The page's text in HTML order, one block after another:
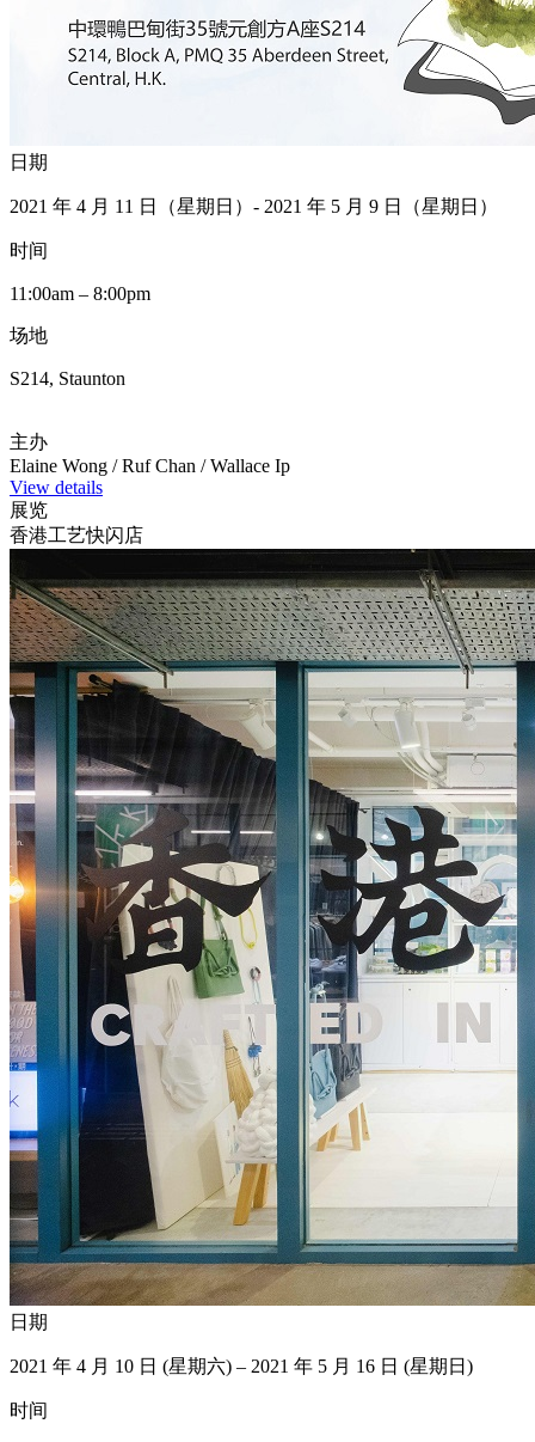
日期
2021 年 4 月 11 日（星期日）- 2021 年 5 月 9 日（星期日）
时间
11:00am – 8:00pm
场地
S214, Staunton
主办
Elaine Wong / Ruf Chan / Wallace Ip
View details
展览
香港工艺快闪店
日期
2021 年 4 月 10 日 (星期六) – 2021 年 5 月 16 日 (星期日)
时间